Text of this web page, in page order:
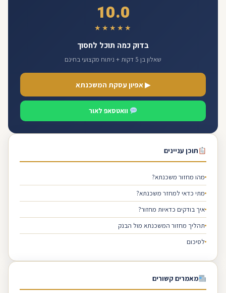
10.0
★★★★★
בדוק כמה תוכל לחסוך
שאלון בן 5 דקות + ניתוח מקצועי בחינם
▶ אפיון עסקת המשכנתא
וואטסאפ לאור
תוכן עניינים
מהו מחזור משכנתא?
מתי כדאי למחזר משכנתא?
איך בודקים כדאיות מחזור?
תהליך מחזור המשכנתא מול הבנק
לסיכום
מאמרים קשורים